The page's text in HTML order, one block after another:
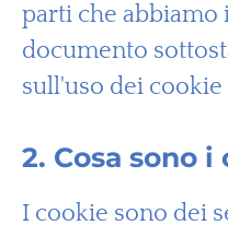
parti che abbiamo
documento
sull'uso dei
2. Cosa sono i
I cookie sono dei